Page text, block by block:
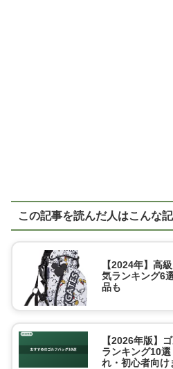
この記事を読んだ人はこんな
【2024年】高
気ランキング6
品も
【2026年版】
ランキング10
れ・初心者向け